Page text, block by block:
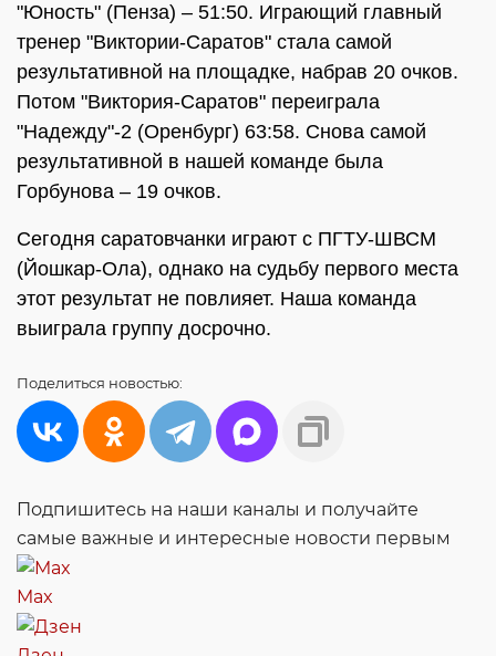
"Юность" (Пенза) – 51:50. Играющий главный
тренер "Виктории-Саратов" стала самой
результативной на площадке, набрав 20 очков.
Потом "Виктория-Саратов" переиграла
"Надежду"-2 (Оренбург) 63:58. Снова самой
результативной в нашей команде была
Горбунова – 19 очков.
Сегодня саратовчанки играют с ПГТУ-ШВСМ
(Йошкар-Ола), однако на судьбу первого места
этот результат не повлияет. Наша команда
выиграла группу досрочно.
Поделиться новостью:
Подпишитесь на наши каналы и получайте
самые важные и интересные новости первым
Max